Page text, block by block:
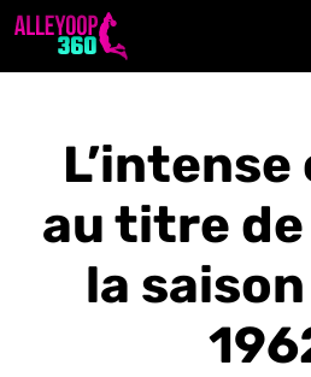
Aller
au titre de
la